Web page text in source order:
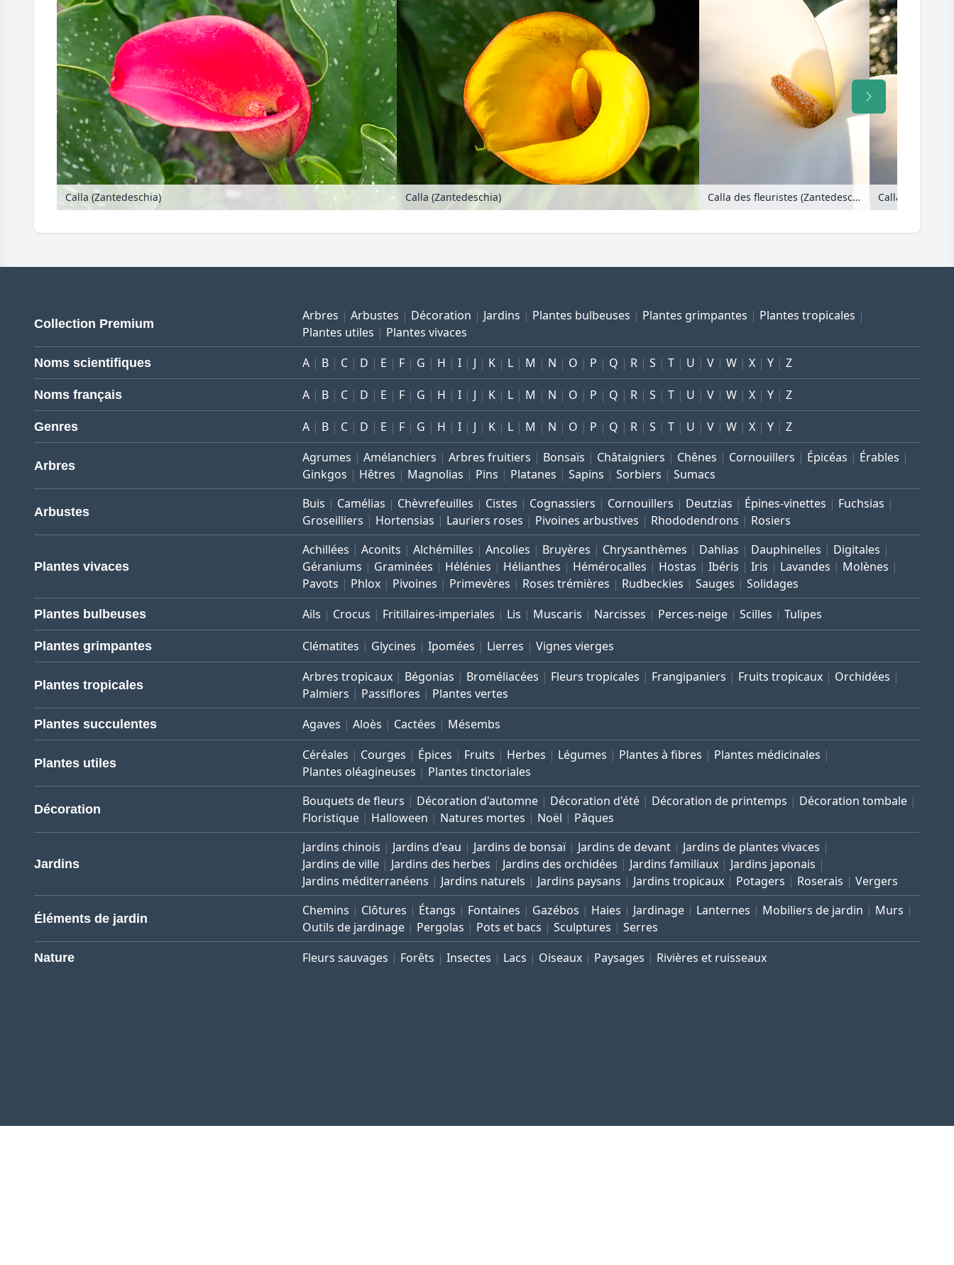
Calla (Zantedeschia) Calla (Zantedeschia) Calla des fleuristes (Zantedeschia aethiopica)
Collection Premium
Arbres Arbustes Décoration Jardins Plantes bulbeuses Plantes grimpantes
Plantes tropicales
Plantes utiles
Plantes vivaces
Noms scientifiques A B C D E F G H I J K L M N O P Q R S T U V W X Y Z
Noms français A B C D E F G H I J K L M N O P Q R S T U V W X Y Z
Genres A B C D E F G H I J K L M N O P Q R S T U V W X Y Z
Arbres
Agrumes Amélanchiers Arbres fruitiers Bonsaïs Châtaigniers Chênes Cornouillers Épicéas
Érables
Ginkgos
Hêtres Magnolias Pins Platanes Sapins Sorbiers Sumacs
Arbustes
Buis Camélias Chèvrefeuilles Cistes Cognassiers Cornouillers Deutzias Épines-vinettes
Fuchsias
Groseilliers
Hortensias Lauriers roses Pivoines arbustives Rhododendrons Rosiers
Plantes vivaces
Achillées Aconits Alchémilles Ancolies Bruyères Chrysanthèmes Dahlias Dauphinelles
Digitales
Géraniums
Graminées Hélénies Hélianthes Hémérocalles Hostas Ibéris Iris Lavandes
Molènes
Pavots
Phlox Pivoines Primevères Roses trémières Rudbeckies Sauges Solidages
Plantes bulbeuses Ails Crocus Fritillaires-imperiales Lis Muscaris Narcisses Perces-neige Scilles Tulipes
Plantes grimpantes Clématites Glycines Ipomées Lierres Vignes vierges
Plantes tropicales
Arbres tropicaux Bégonias Broméliacées Fleurs tropicales Frangipaniers Fruits tropicaux
Orchidées
Palmiers
Passiflores Plantes vertes
Plantes succulentes Agaves Aloès Cactées Mésembs
Plantes utiles
Céréales Courges Épices Fruits Herbes Légumes Plantes à fibres
Plantes médicinales
Plantes oléagineuses
Plantes tinctoriales
Décoration
Bouquets de fleurs Décoration d'automne Décoration d'été Décoration de printemps
Décoration tombale
Floristique
Halloween Natures mortes Noël Pâques
Jardins
Jardins chinois Jardins d'eau Jardins de bonsaï Jardins de devant
Jardins de plantes vivaces
Jardins de ville
Jardins des herbes Jardins des orchidées Jardins familiaux
Jardins japonais
Jardins méditerranéens
Jardins naturels Jardins paysans Jardins tropicaux Potagers Roserais Vergers
Éléments de jardin
Chemins Clôtures Étangs Fontaines Gazébos Haies Jardinage Lanternes Mobiliers de jardin
Murs
Outils de jardinage
Pergolas Pots et bacs Sculptures Serres
Nature Fleurs sauvages Forêts Insectes Lacs Oiseaux Paysages Rivières et ruisseaux